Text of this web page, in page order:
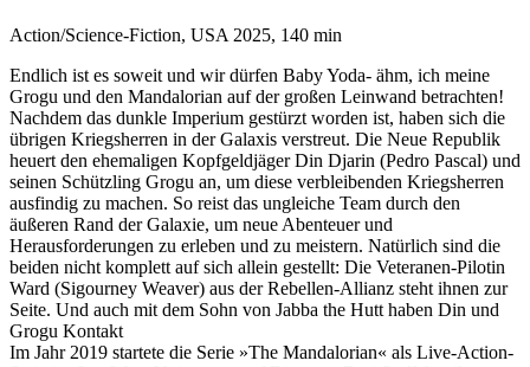
Action/Science-Fiction, USA 2025, 140 min
Endlich ist es soweit und wir dürfen Baby Yoda- ähm, ich meine
Grogu und den Mandalorian auf der großen Leinwand betrachten!
Nachdem das dunkle Imperium gestürzt worden ist, haben sich die
übrigen Kriegsherren in der Galaxis verstreut. Die Neue Republik
heuert den ehemaligen Kopfgeldjäger Din Djarin (Pedro Pascal) und
seinen Schützling Grogu an, um diese verbleibenden Kriegsherren
ausfindig zu machen. So reist das ungleiche Team durch den
äußeren Rand der Galaxie, um neue Abenteuer und
Herausforderungen zu erleben und zu meistern. Natürlich sind die
beiden nicht komplett auf sich allein gestellt: Die Veteranen-Pilotin
Ward (Sigourney Weaver) aus der Rebellen-Allianz steht ihnen zur
Seite. Und auch mit dem Sohn von Jabba the Hutt haben Din und
Grogu Kontakt
Im Jahr 2019 startete die Serie »The Mandalorian« als Live-Action-